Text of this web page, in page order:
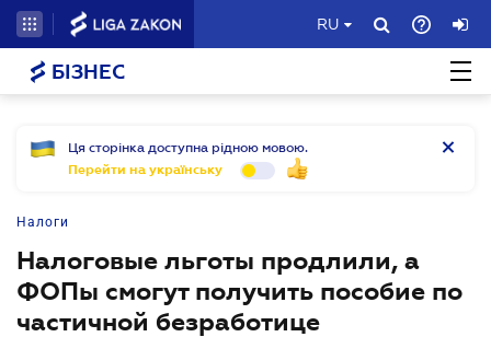
RU
БІЗНЕС
Ця сторінка доступна рідною мовою.
Перейти на українську
Налоги
Налоговые льготы продлили, а
ФОПы смогут получить пособие по
частичной безработице